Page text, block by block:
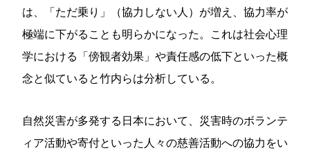
は、「ただ乗り」（協力しない人）が増え、協力率が
極端に下がることも明らかになった。これは社会心理
学における「傍観者効果」や責任感の低下といった概
念と似ていると竹内らは分析している。
自然災害が多発する日本において、災害時のボランテ
ィア活動や寄付といった人々の慈善活動への協力をい